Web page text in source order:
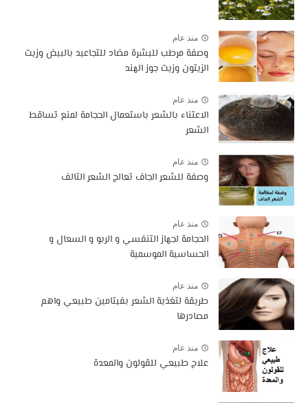
منذ عام
وصفة مرطب للبشرة مضاد للتجاعيد بالبيض وزيت
الزيتون وزيت جوز الهند
منذ عام
الاعتناء بالشعر باستعمال الحجامة لمنع تساقط
الشعر
منذ عام
وصفة للشعر الجاف تعالج الشعر التالف
منذ عام
الحجامة لجهاز التنفسي و الربو و السعال و
الحساسية الموسمية
منذ عام
طريقة لتغذية الشعر بفيتامين طبيعي واهم
مصادرها
منذ عام
علاج طبيعي للقولون والمعدة